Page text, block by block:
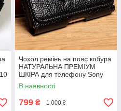
Чохол ремінь на пояс кобура
НАТУРАЛЬНА ПРЕМІУМ
ШКІРА для телефону Sony
Xperia 10 II "FLOTAR"
В наявності
799 ₴ 1 000 ₴